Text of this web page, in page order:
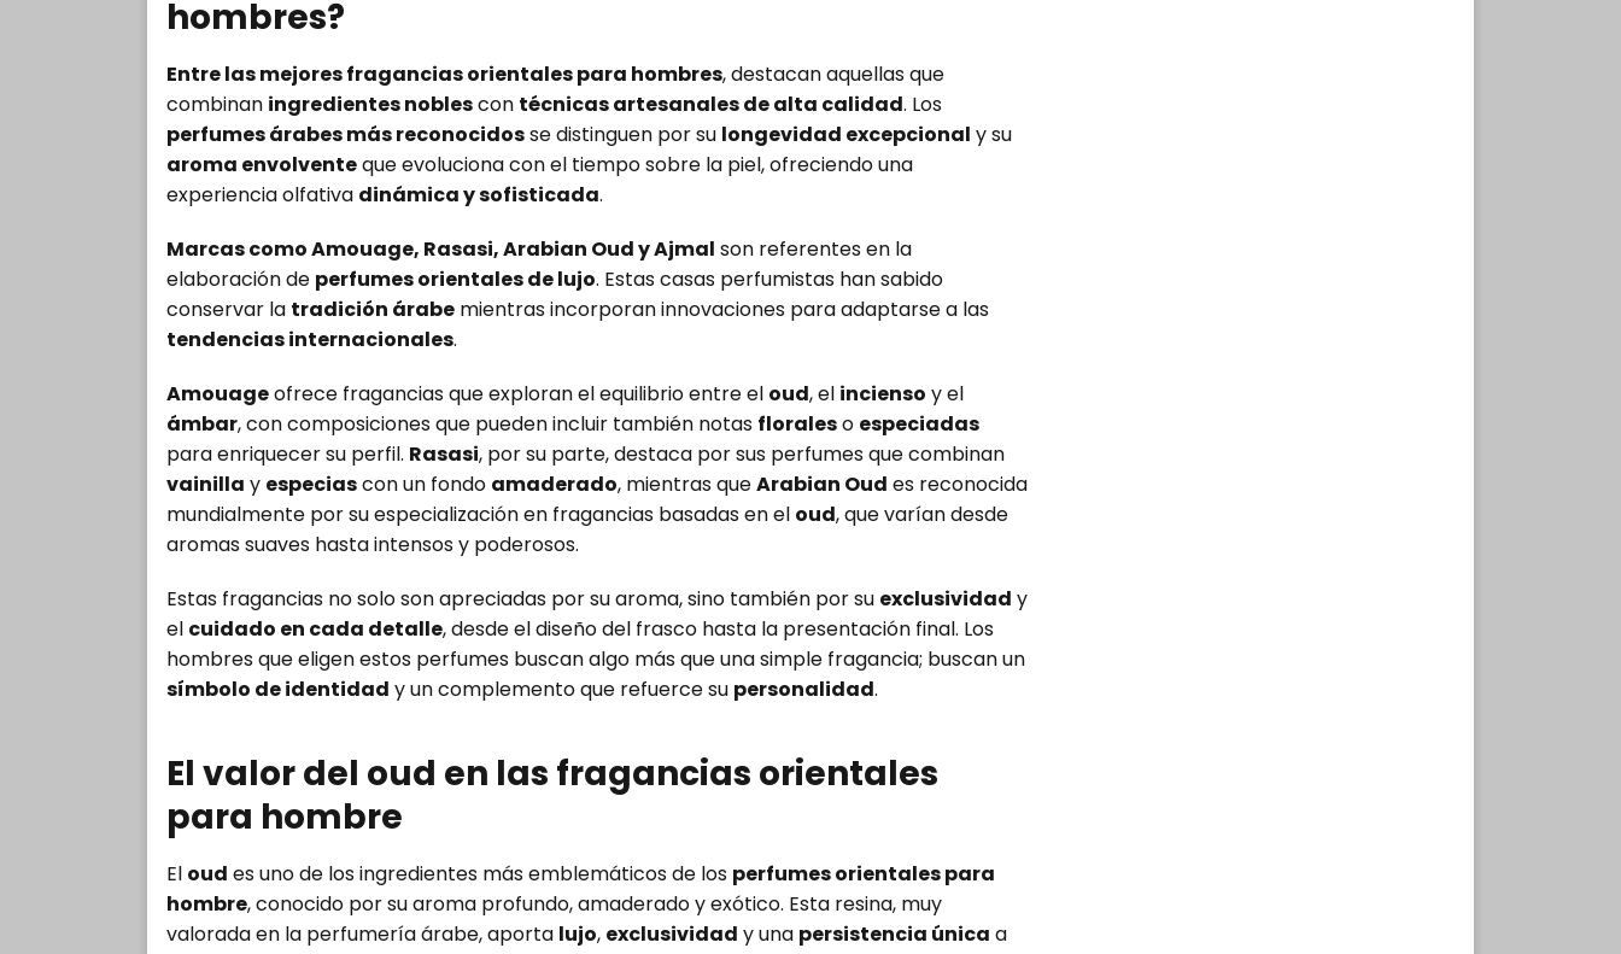
hombres?
Entre las mejores fragancias orientales para hombres, destacan aquellas que
combinan ingredientes noblescon técnicas artesanales de alta calidad. Los
perfumes árabes más reconocidosse distinguen por su longevidad excepcional y su
aroma envolventeque evoluciona con el tiempo sobre la piel, ofreciendo una
experiencia olfativa dinámica y sofisticada.
Marcas como Amouage, Rasasi, Arabian Oud y Ajmal son referentes en la
elaboración de perfumes orientales de lujo. Estas casas perfumistas han sabido
conservar la tradición árabe mientras incorporan innovaciones para adaptarse a las
tendencias internacionales.
Amouageofrece fragancias que exploran el equilibrio entre el oud, el incienso y el
ámbar, con composiciones que pueden incluir también notas floraleso especiadas
para enriquecer su perfil. Rasasi, por su parte, destaca por sus perfumes que combinan
vainilla y especiascon un fondo amaderado, mientras queArabian Oud es reconocida
mundialmente por su especialización en fragancias basadas en el oud, que varían desde
aromas suaves hasta intensos y poderosos.
Estas fragancias no solo son apreciadas por su aroma, sino también por su exclusividad y
el cuidado en cada detalle, desde el diseño del frasco hasta la presentación final. Los
hombres que eligen estos perfumes buscan algo más que una simple fragancia; buscan un
símbolo de identidad y un complemento que refuerce su personalidad.
El valor del oud en las fragancias orientales
para hombre
El oud es uno de los ingredientes más emblemáticos de los perfumes orientales para
hombre, conocido por su aroma profundo, amaderado y exótico. Esta resina, muy
valorada en la perfumería árabe, aporta lujo, exclusividad y una persistencia única a